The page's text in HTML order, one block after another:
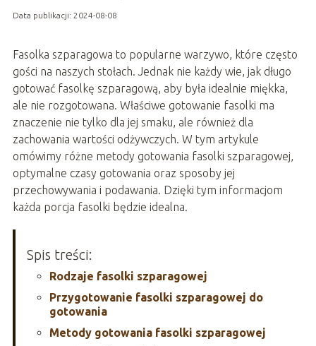
Data publikacji: 2024-08-08
Fasolka szparagowa to popularne warzywo, które często
gości na naszych stołach. Jednak nie każdy wie, jak długo
gotować fasolkę szparagową, aby była idealnie miękka,
ale nie rozgotowana. Właściwe gotowanie fasolki ma
znaczenie nie tylko dla jej smaku, ale również dla
zachowania wartości odżywczych. W tym artykule
omówimy różne metody gotowania fasolki szparagowej,
optymalne czasy gotowania oraz sposoby jej
przechowywania i podawania. Dzięki tym informacjom
każda porcja fasolki będzie idealna.
Spis treści:
Rodzaje fasolki szparagowej
Przygotowanie fasolki szparagowej do
gotowania
Metody gotowania fasolki szparagowej